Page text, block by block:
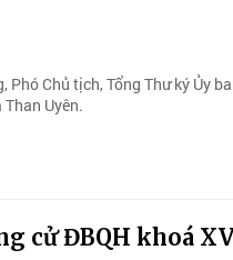
Phó Chủ tịch, Tổng Thư ký Ủy
Uyên.
cử ĐBQH khoá